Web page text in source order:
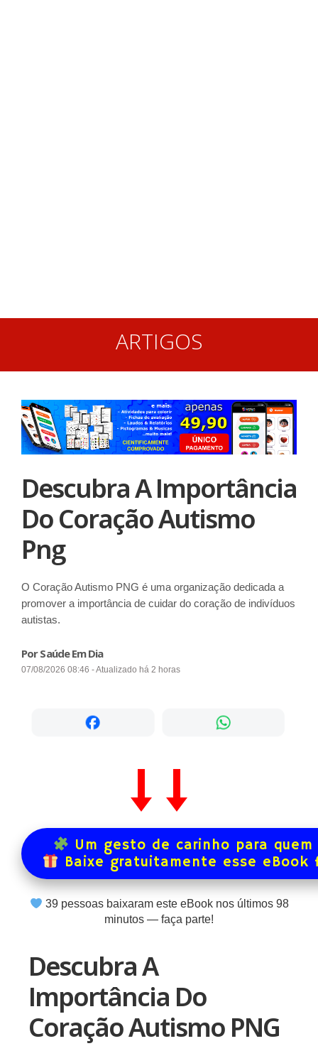
ARTIGOS
Descubra A Importância
Do Coração Autismo
Png
O Coração Autismo PNG é uma organização dedicada a
promover a importância de cuidar do coração de indivíduos
autistas.
Por Saúde Em Dia
07/08/2026 08:46 - Atualizado há 2 horas
Um gesto de carinho para
Baixe gratuitamente esse
39pessoas baixaram este eBook nos últimos 98
minutos — faça parte!
Descubra A
Importância Do
Coração Autismo PNG